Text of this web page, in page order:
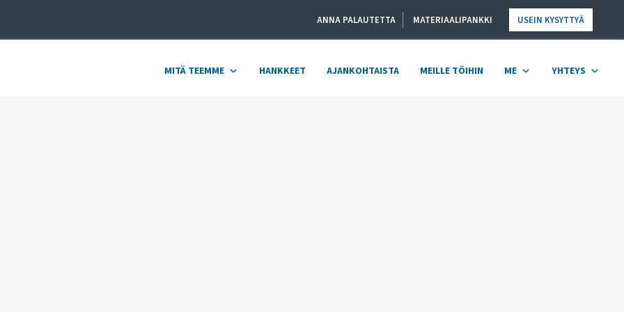
ANNA PALAUTETTA MATERIAALIPANKKI USEIN KYSYTTYÄ
MITÄ TEEMME HANKKEET AJANKOHTAISTA MEILLE TÖIHIN ME YHTEYS